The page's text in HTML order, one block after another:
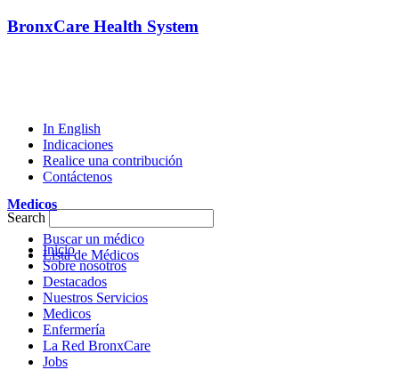
BronxCare Health System
In English
Indicaciones
Realice una contribución
Contáctenos
Search
Inicio
Sobre nosotros
Destacados
Nuestros Servicios
Medicos
Enfermería
La Red BronxCare
Jobs
Medicos
Buscar un médico
Lista de Médicos